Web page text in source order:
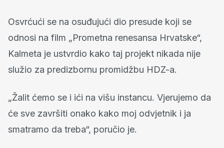
Osvrćući se na osuđujući dio presude koji se
odnosi na film „Prometna renesansa Hrvatske“,
Kalmeta je ustvrdio kako taj projekt nikada nije
služio za predizbornu promidžbu HDZ-a.
„Žalit ćemo se i ići na višu instancu. Vjerujemo da
će sve završiti onako kako moj odvjetnik i ja
smatramo da treba“, poručio je.